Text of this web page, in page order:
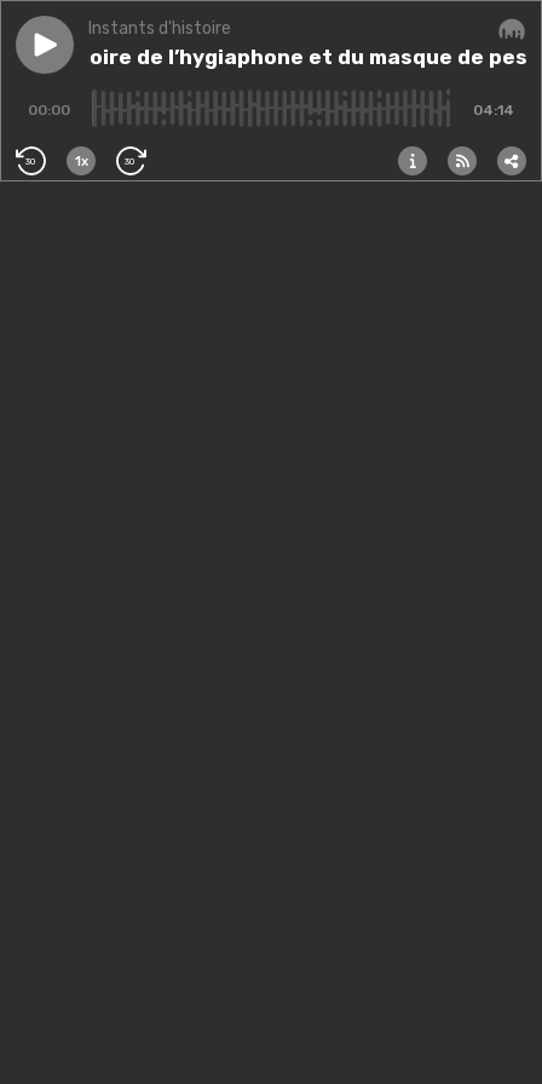
Play episodeLa mémoire de l’hygiaphone et du masque de
Instants d'histoire
La mémoire de l’hygiaphone et du masque de
00:00 04:14
30 1x 30